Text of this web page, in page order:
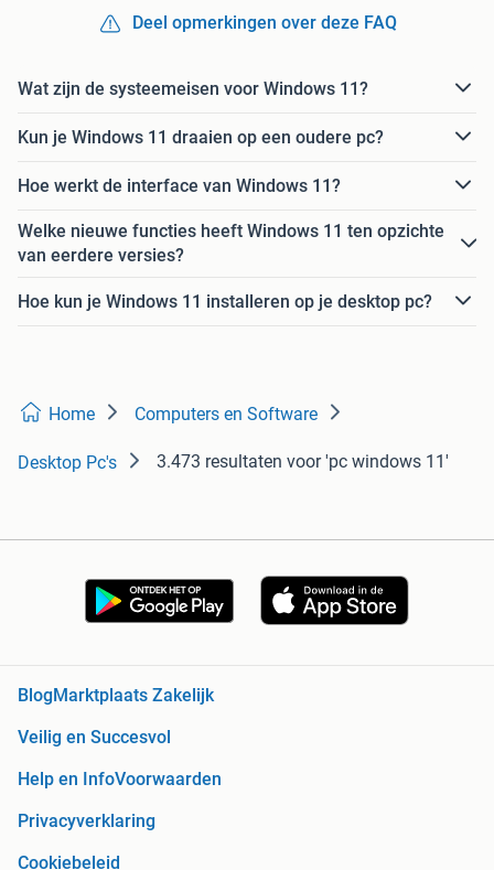
Deel opmerkingen over deze FAQ
Wat zijn de systeemeisen voor Windows 11?
Kun je Windows 11 draaien op een oudere pc?
Hoe werkt de interface van Windows 11?
Welke nieuwe functies heeft Windows 11 ten opzichte
van eerdere versies?
Hoe kun je Windows 11 installeren op je desktop pc?
Home Computers en Software
Desktop Pc's 3.473 resultaten voor 'pc windows 11'
Blog Marktplaats Zakelijk
Veilig en Succesvol
Help en InfoVoorwaarden
Privacyverklaring
Cookiebeleid